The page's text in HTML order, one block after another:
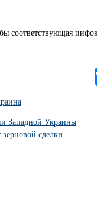
соответствующая
Западной Украины
сделки